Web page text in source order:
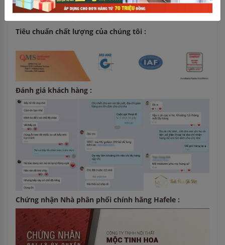
- Màu hoàn thiện: xám đậm
Tiêu chuẩn chất lượng của chúng tôi :
Đánh giá khách hàng :
Chứng nhận Nhà phân phối chính hãng Hafele :